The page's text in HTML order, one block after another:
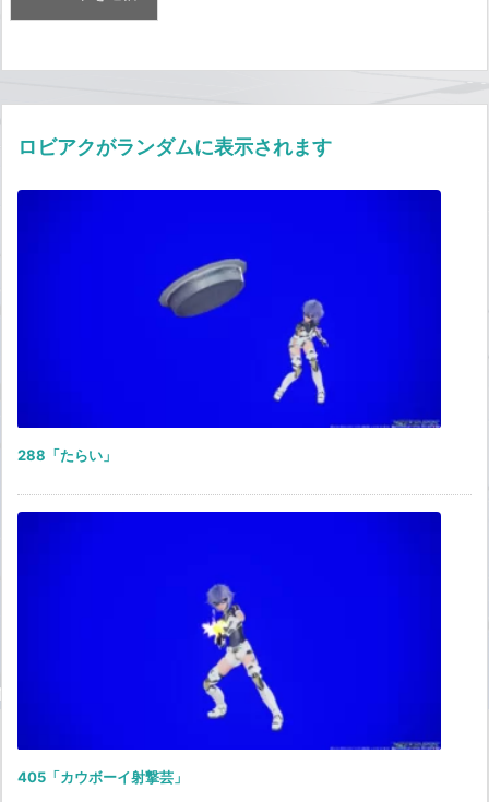
ロビアクがランダムに表示されます
288「たらい」
405「カウボーイ射撃芸」